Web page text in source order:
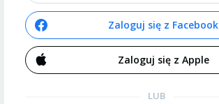
Zaloguj się z Facebook
Zaloguj się z Apple
LUB